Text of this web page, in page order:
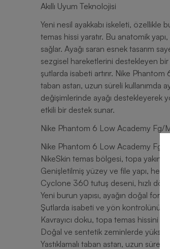
Akıllı Uyum Teknolojisi
Yeni nesil ayakkabı iskeleti, özellikle
temas hissi yaratır. Bu anatomik
sağlar. Ayağı saran esnek tasarım
sezgisel hareketlerini destekleyen bir
şutlarda isabeti artırır. Nike
taban astarı, uzun süreli kullanımda
değişimlerinde ayağı destekleyerek
etkili bir destek sunar.
Nike Phantom 6 Low Academy Fg/
Nike Phantom 6 Low Academy Fg/
NikeSkin temas bölgesi, topa yakın
Genişletilmiş yüzey ve file yapı, her
Cyclone 360 tutuş deseni, hızlı
Yeni burun yapısı, ayağın doğal
Şutlarda isabeti ve yön kontrolünü
Kavrayıcı doku, topa temas hissini
Doğal ve sentetik zeminlerde yüksek
Yastıklamalı taban astarı, uzun süreli